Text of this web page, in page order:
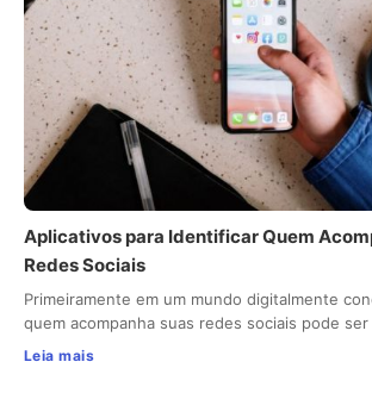
Aplicativos para Identificar Quem
Redes Sociais
Primeiramente em um mundo digitalmente
quem acompanha suas redes sociais pode
Leia mais